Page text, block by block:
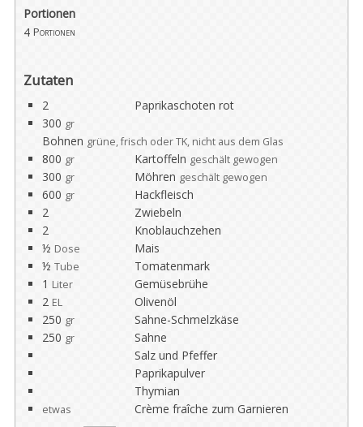
Portionen
4 Portionen
Zutaten
2
Paprikaschoten rot
300 gr
Bohnen grüne, frisch oder TK, nicht aus dem Glas
800 gr Kartoffeln geschält gewogen
300 gr Möhren geschält gewogen
600 gr
Hackfleisch
2
Zwiebeln
2
Knoblauchzehen
½ Dose
Mais
½ Tube
Tomatenmark
1 Liter
Gemüsebrühe
2 EL
Olivenöl
250 gr
Sahne-Schmelzkäse
250 gr
Sahne
Salz und Pfeffer
Paprikapulver
Thymian
etwas
Crème fraîche zum Garnieren